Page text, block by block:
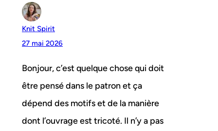
Knit Spirit
27 mai 2026
Bonjour, c’est quelque chose qui doit
être pensé dans le patron et ça
dépend des motifs et de la manière
dont l’ouvrage est tricoté. Il n’y a pas